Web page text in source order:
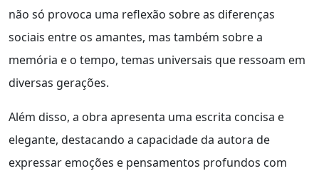
não só provoca uma reflexão sobre as diferenças
sociais entre os amantes, mas também sobre a
memória e o tempo, temas universais que ressoam em
diversas gerações.
Além disso, a obra apresenta uma escrita concisa e
elegante, destacando a capacidade da autora de
expressar emoções e pensamentos profundos com